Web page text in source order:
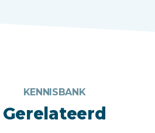
KENNISBANK
Gerelateerd